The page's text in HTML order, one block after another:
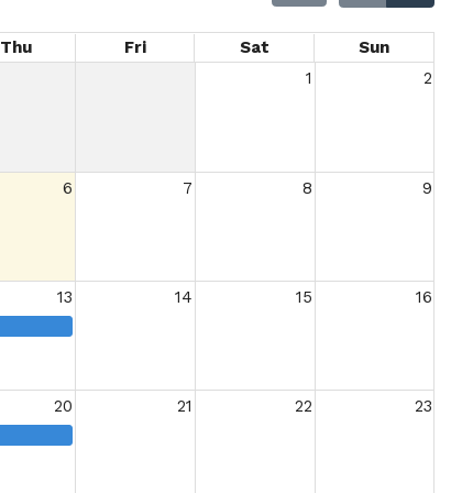
Thu Fri Sat
Sun
1
2
6 7 8 9
13 14 15 16
20 21 22 23